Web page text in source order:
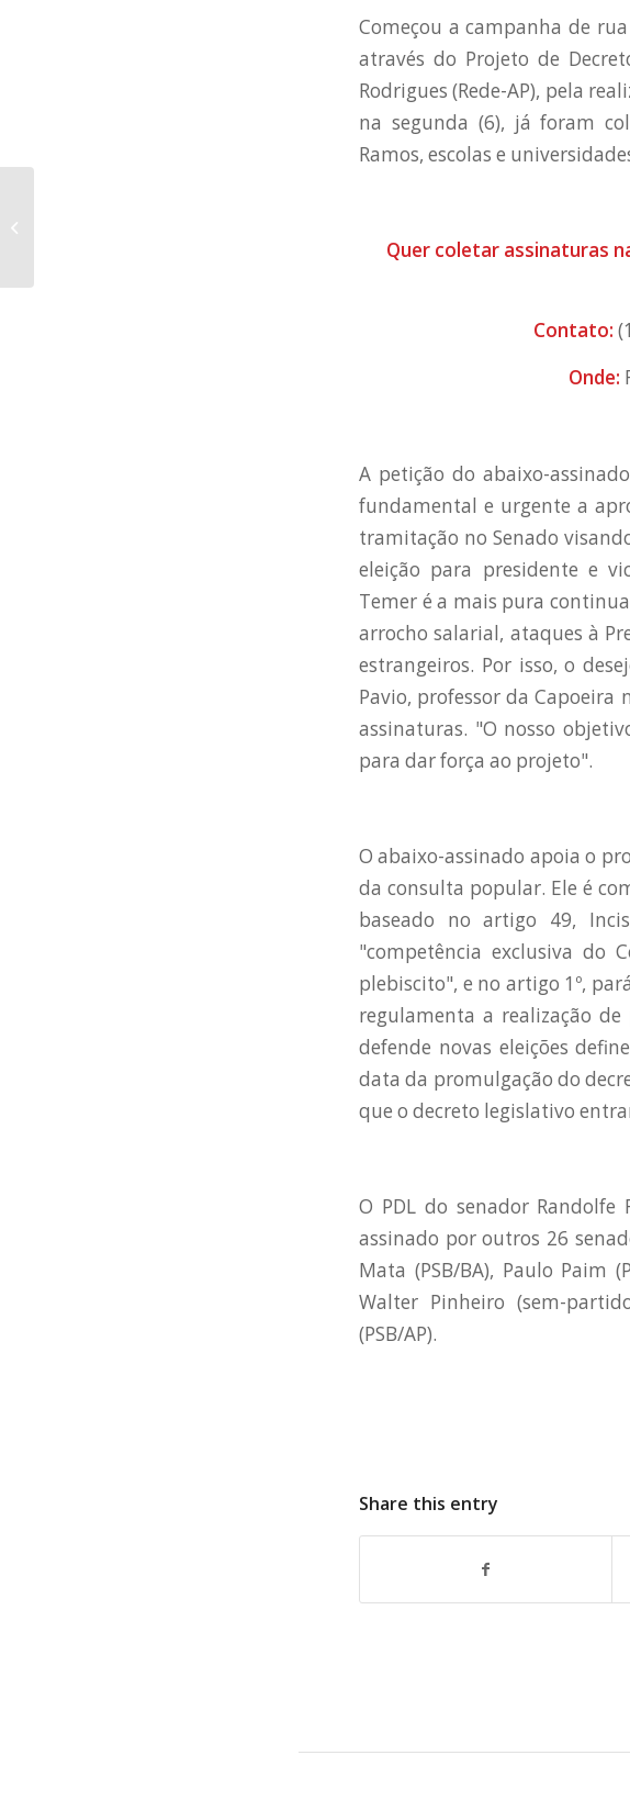
Começou a campanha de
através do Projeto de
Rodrigues (Rede-AP), pela
na segunda (6), já foram
Ramos, escolas e
Quer coletar assinaturas
Contato:
Onde:
A petição do abaixo-
fundamental e urgente a
tramitação no Senado
eleição para presidente e
Temer é a mais pura
arrocho salarial, ataques à
estrangeiros. Por isso, o
Pavio, professor da Capoeira
assinaturas. "O nosso
para dar força ao projeto".
O abaixo-assinado apoia o
da consulta popular. Ele é
baseado no artigo 49,
"competência exclusiva do
plebiscito", e no artigo 1º,
regulamenta a realização
defende novas eleições
data da promulgação do
que o decreto legislativo
O PDL do senador
assinado por outros 26
Mata (PSB/BA), Paulo Paim
Walter Pinheiro (sem-
(PSB/AP).
Share this entry